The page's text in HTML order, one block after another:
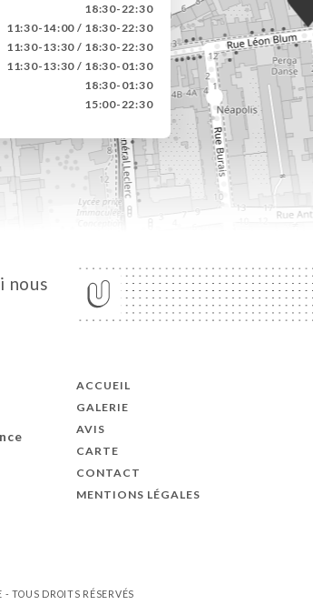
18:30-22:30
11:30-14:00 / 18:30-22:30
11:30-13:30 / 18:30-22:30
11:30-13:30 / 18:30-01:30
18:30-01:30
15:00-22:30
nous
ACCUEIL
GALERIE
AVIS
CARTE
CONTACT
MENTIONS LÉGALES
TOUS DROITS RÉSERVÉS